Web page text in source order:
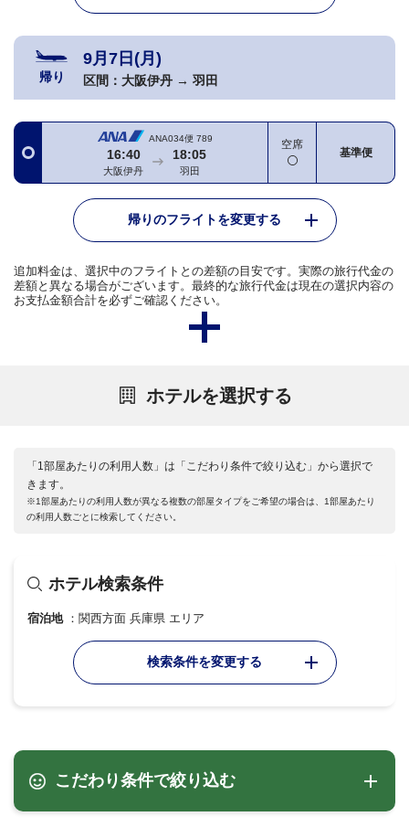
帰り
9月7日(月)
区間： 大阪伊丹 → 羽田
ANA034便 789
16:40
大阪伊丹
18:05
羽田
空席
基準便
帰りのフライトを変更する
追加料金は、選択中のフライトとの差額の目安です。実際の旅行代金の
差額と異なる場合がございます。最終的な旅行代金は現在の選択内容の
お支払金額合計を必ずご確認ください。
ホテルを選択する
「1部屋あたりの利用人数」は「こだわり条件で絞り込む」から選択で
きます。
※1部屋あたりの利用人数が異なる複数の部屋タイプをご希望の場合は、1部屋あたり
の利用人数ごとに検索してください。
ホテル検索条件
宿泊地 関西方面 兵庫県 エリア
検索条件を変更する
こだわり条件で絞り込む